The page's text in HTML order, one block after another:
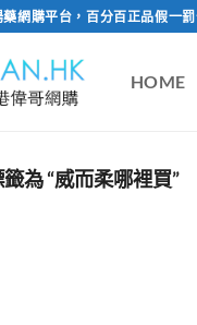
網購平台，百分百正品假一
HOME
為 “威而柔哪裡買”